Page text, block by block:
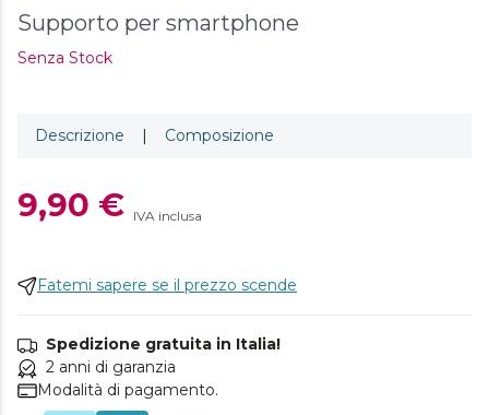
Supporto per smartphone
Senza Stock
Descrizione | Composizione
9,90 € IVA inclusa
Fatemi sapere se il prezzo scende
Spedizione gratuita in Italia!
2 anni di garanzia
Modalità di pagamento.